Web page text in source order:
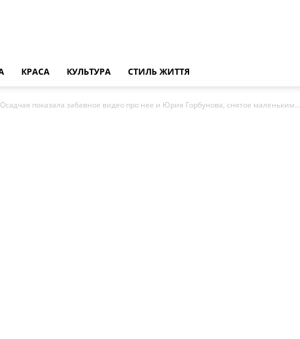
КРАСА КУЛЬТУРА СТИЛЬ ЖИТТЯ
показала забавное видео про нее и Юрия Горбунова, снятое маленьким...